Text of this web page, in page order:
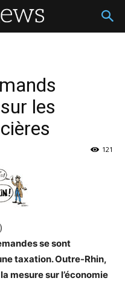
les
121
se sont
taxation. Outre-Rhin,
mesure sur l’économie